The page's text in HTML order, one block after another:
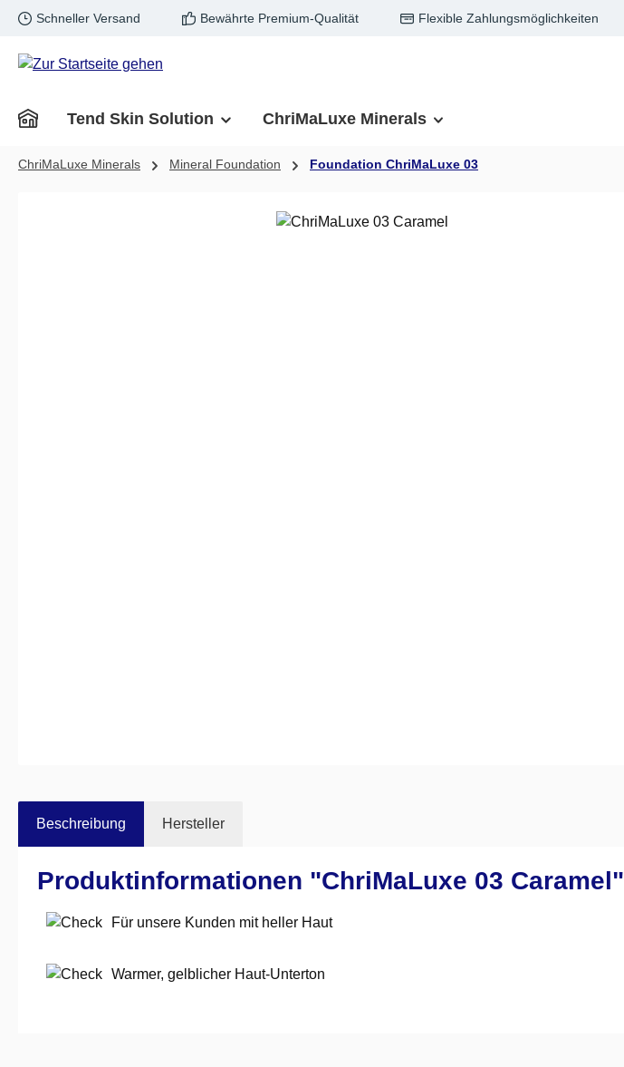
Hauptinhalt springen
Zur Suche springen
Zur Hauptnavigation springen
Schneller Versand Bewährte Premium-Qualität Flexible Zahlungsmöglichkeiten
Tend Skin Solution ChriMaLuxe Minerals
ChriMaLuxe Minerals Mineral Foundation Foundation ChriMaLuxe 03
Beschreibung Hersteller
Produktinformationen "ChriMaLuxe 03 Caramel"
Für unsere Kunden mit heller Haut
Warmer, gelblicher Haut-Unterton